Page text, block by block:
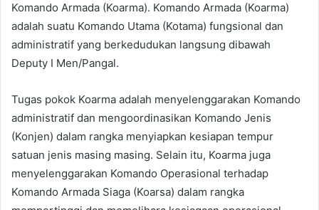
Komando Armada (Koarma). Komando Armada (Koarma)
adalah suatu Komando Utama (Kotama) fungsional dan
administratif yang berkedudukan langsung dibawah
Deputy I Men/Pangal.
Tugas pokok Koarma adalah menyelenggarakan Komando
administratif dan mengoordinasikan Komando Jenis
(Konjen) dalam rangka menyiapkan kesiapan tempur
satuan jenis masing masing. Selain itu, Koarma juga
menyelenggarakan Komando Operasional terhadap
Komando Armada Siaga (Koarsa) dalam rangka